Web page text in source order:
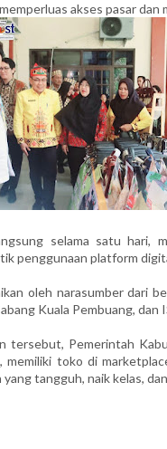
akses pasar
selama satu hari,
penggunaan platform
oleh narasumber dari
Kuala Pembuang, dan
tersebut, Pemerintah
memiliki toko di
tangguh, naik kelas,